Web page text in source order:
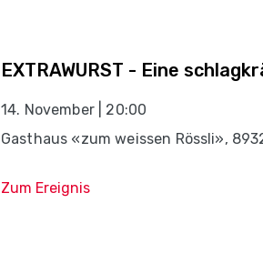
EXTRAWURST - Eine
14. November | 20:00
Gasthaus «zum weissen Rössli»,
Zum Ereignis